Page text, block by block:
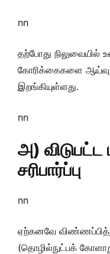
nn
தற்போது நிலுவையில்
கோரிக்கைகளை ஆய்வு
இறங்கியுள்ளது.
nn
அ)
சரிபார்ப்பு
nn
ஏற்கனவே
(தொழில்நுட்பக்